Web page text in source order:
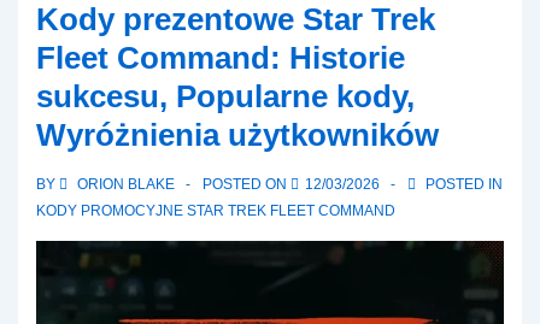
Fleet
Command:
FAQ,
Często
pytania,
odpowiedzi
Kody prezentowe Star Trek
Fleet Command: Historie
sukcesu, Popularne kody,
Wyróżnienia użytkowników
BY ORION BLAKE POSTED ON 12/03/2026
POSTED IN
KODY PROMOCYJNE STAR TREK FLEET COMMAND